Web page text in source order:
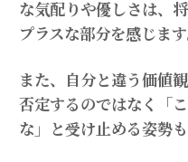
な気配りや優しさは、
プラスな部分を感じます
また、自分と違う価値
否定するのではなく「
な」と受け止める姿勢も